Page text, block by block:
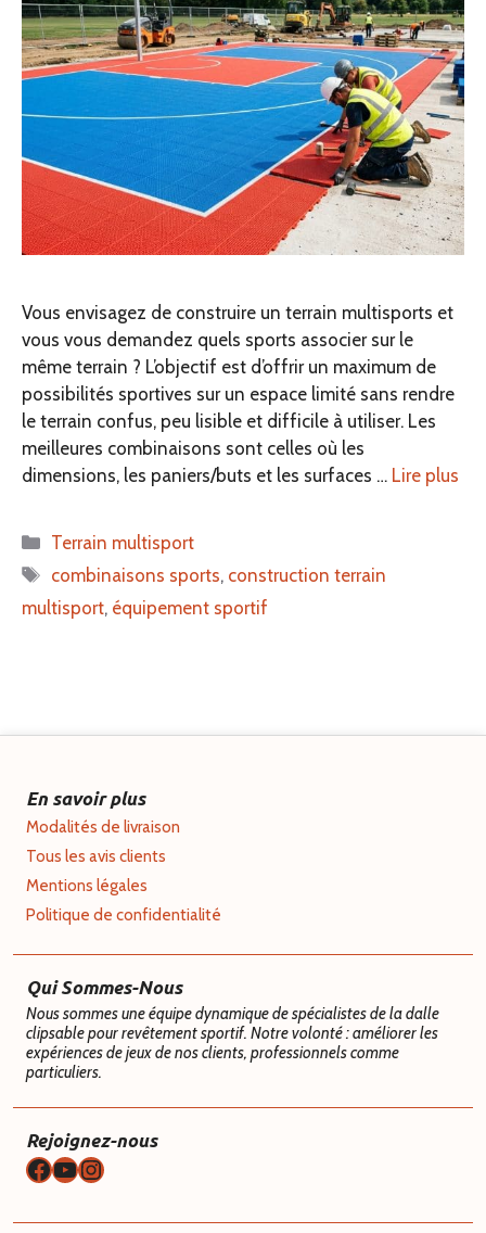
Vous envisagez de construire un terrain multisports et
vous vous demandez quels sports associer sur le
même terrain ? L’objectif est d’offrir un maximum de
possibilités sportives sur un espace limité sans rendre
le terrain confus, peu lisible et difficile à utiliser. Les
meilleures combinaisons sont celles où les
dimensions, les paniers/buts et les surfaces … Lire plus
Catégories
Terrain multisport
Étiquettes
combinaisons sports, construction terrain
multisport, équipement sportif
En savoir plus
Modalités de livraison
Tous les avis clients
Mentions légales
Politique de confidentialité
Qui Sommes-Nous
Nous sommes une équipe dynamique de spécialistes de la dalle
clipsable pour revêtement sportif. Notre volonté : améliorer les
expériences de jeux de nos clients, professionnels comme
particuliers.
Rejoignez-nous
Facebook
YouTube
Instagram